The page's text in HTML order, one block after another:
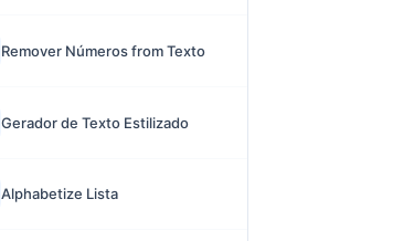
Remover Números from Texto
Gerador de Texto Estilizado
Alphabetize Lista